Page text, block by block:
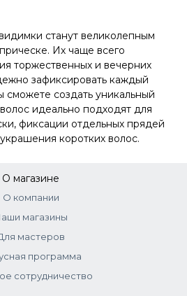
станут великолепным
Их чаще всего
торжественных и вечерних
зафиксировать каждый
создать уникальный
идеально подходят для
фиксации отдельных прядей
коротких волос.
О магазине
О компании
магазины
мастеров
программа
сотрудничество